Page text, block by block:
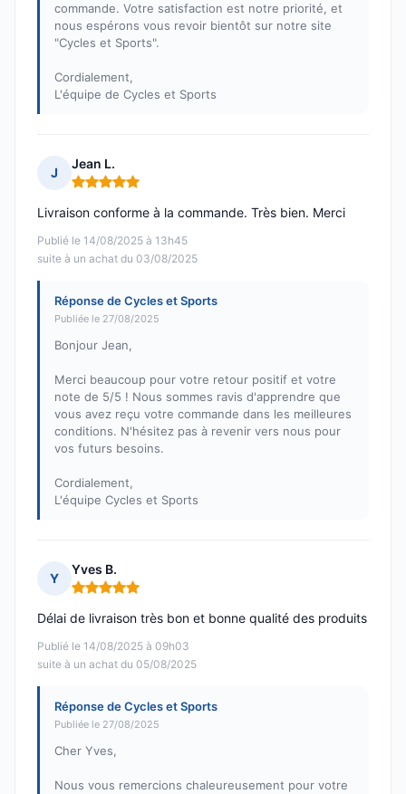
commande. Votre satisfaction est notre priorité, et
nous espérons vous revoir bientôt sur notre site
"Cycles et Sports".
Cordialement,
L'équipe de Cycles et Sports
J
Jean L.
Note : 5 sur 5
Publié le 14/08/2025 à 13h45
suite à un achat du 03/08/2025
Livraison conforme à la commande. Très bien. Merci
Réponse de Cycles et Sports
Publiée le 27/08/2025
Bonjour Jean,
Merci beaucoup pour votre retour positif et votre
note de 5/5 ! Nous sommes ravis d'apprendre que
vous avez reçu votre commande dans les meilleures
conditions. N'hésitez pas à revenir vers nous pour
vos futurs besoins.
Cordialement,
L'équipe Cycles et Sports
Y
Yves B.
Note : 5 sur 5
Publié le 14/08/2025 à 09h03
suite à un achat du 05/08/2025
Délai de livraison très bon et bonne qualité des produits
Réponse de Cycles et Sports
Publiée le 27/08/2025
Cher Yves,
Nous vous remercions chaleureusement pour votre